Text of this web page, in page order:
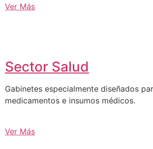
Ver Más
Sector Salud
Gabinetes especialmente diseñados
medicamentos e insumos médicos.
Ver Más